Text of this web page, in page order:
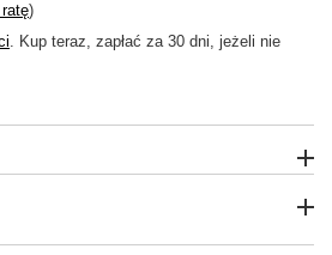
)
. Kup teraz, zapłać za 30 dni, jeżeli nie